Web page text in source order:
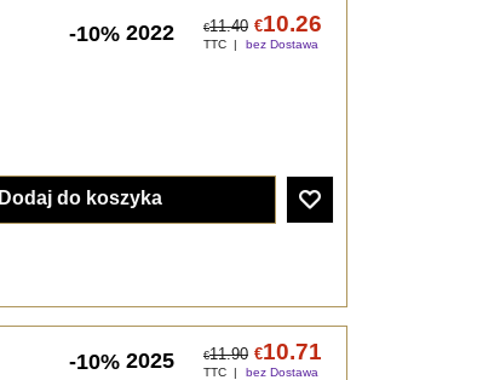
-10% 2022 €11.40 €10.26
TTC bez Dostawa
Dodaj do koszyka
-10% 2025 €11.90 €10.71
TTC bez Dostawa